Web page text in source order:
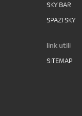
SKY BAR
SPAZI SKY
link utili
SITEMAP